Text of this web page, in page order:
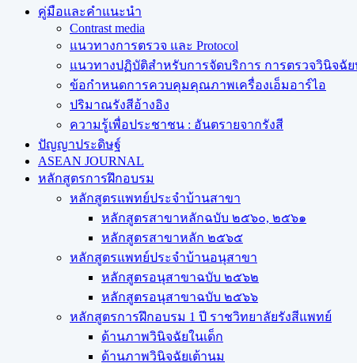
คู่มือและคำแนะนำ
Contrast media
แนวทางการตรวจ และ Protocol
แนวทางปฏิบัติสำหรับการจัดบริการ การตรวจวินิจฉัย
ข้อกำหนดการควบคุมคุณภาพเครื่องเอ็มอาร์ไอ
ปริมาณรังสีอ้างอิง
ความรู้เพื่อประชาชน : อันตรายจากรังสี
ปัญญาประดิษฐ์
ASEAN JOURNAL
หลักสูตรการฝึกอบรม
หลักสูตรแพทย์ประจำบ้านสาขา
หลักสูตรสาขาหลักฉบับ ๒๕๖๐, ๒๕๖๑
หลักสูตรสาขาหลัก ๒๕๖๕
หลักสูตรแพทย์ประจำบ้านอนุสาขา
หลักสูตรอนุสาขาฉบับ ๒๕๖๒
หลักสูตรอนุสาขาฉบับ ๒๕๖๖
หลักสูตรการฝึกอบรม 1 ปี ราชวิทยาลัยรังสีแพทย์
ด้านภาพวินิจฉัยในเด็ก
ด้านภาพวินิจฉัยเต้านม